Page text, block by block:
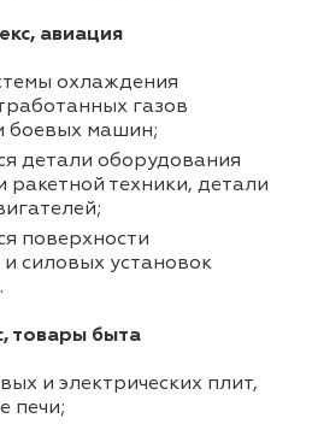
авиация
охлаждения
газов
боевых машин;
детали оборудования
техники, детали
поверхности
силовых установок
товары быта
и электрических плит,
печи;